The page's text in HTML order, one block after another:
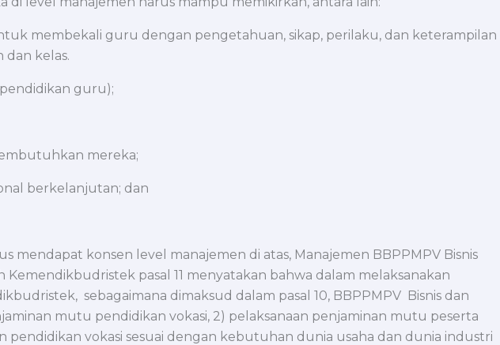
membekali guru dengan pengetahuan, sikap, perilaku, dan keterampilan
kelas.
guru);
mereka;
berkelanjutan; dan
mendapat konsen level manajemen di atas, Manajemen BBPPMPV Bisnis
pasal 11 menyatakan bahwa dalam melaksanakan
sebagaimana dimaksud dalam pasal 10, BBPPMPV Bisnis dan
mutu pendidikan vokasi, 2) pelaksanaan penjaminan mutu peserta
pendidikan vokasi sesuai dengan kebutuhan dunia usaha dan dunia industri